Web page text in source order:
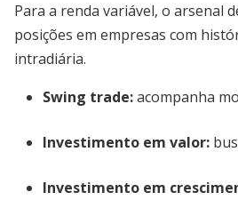
Para a renda variável, o arsenal
posições em empresas com
intradiária.
Swing trade:acompanha
Investimento em valor:
Investimento em